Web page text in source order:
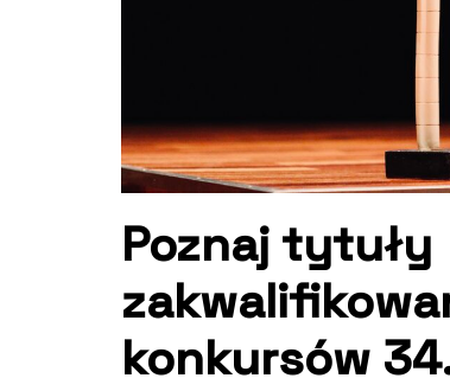
Poznaj tytuły
konkursów